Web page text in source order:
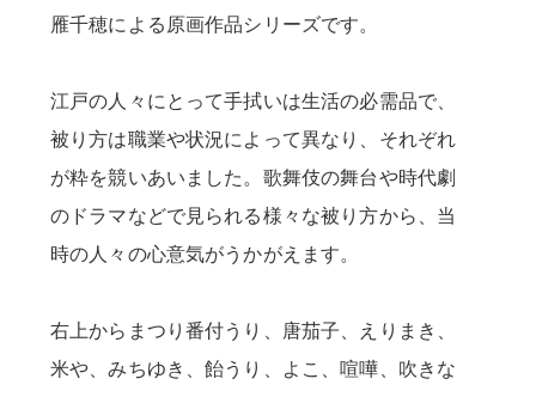
雁千穂による原画作品シリーズです。
江戸の人々にとって手拭いは生活の必需品で、
被り方は職業や状況によって異なり、それぞれ
が粋を競いあいました。歌舞伎の舞台や時代劇
のドラマなどで見られる様々な被り方から、当
時の人々の心意気がうかがえます。
右上からまつり番付うり、唐茄子、えりまき、
米や、みちゆき、飴うり、よこ、喧嘩、吹きな